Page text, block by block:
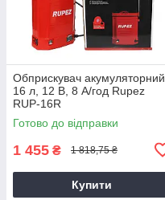
Обприскувач акумуляторний
16 л, 12 В, 8 А/год Rupez
RUP-16R
Готово до відправки
1 455 ₴ 1 818,75 ₴
Купити